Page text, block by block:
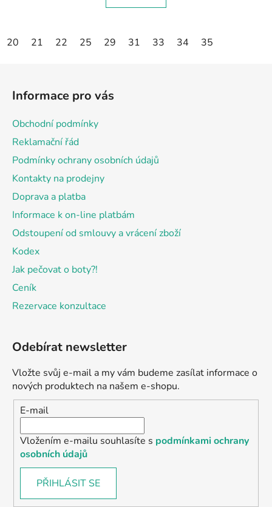
20 21 22 25 29 31 33 34 35
Informace pro vás
Obchodní podmínky
Reklamační řád
Podmínky ochrany osobních údajů
Kontakty na prodejny
Doprava a platba
Informace k on-line platbám
Odstoupení od smlouvy a vrácení zboží
Kodex
Jak pečovat o boty?!
Ceník
Rezervace konzultace
Odebírat newsletter
Vložte svůj e-mail a my vám budeme zasílat informace o
nových produktech na našem e-shopu.
E-mail
Vložením e-mailu souhlasíte s podmínkami ochrany
osobních údajů
PŘIHLÁSIT SE